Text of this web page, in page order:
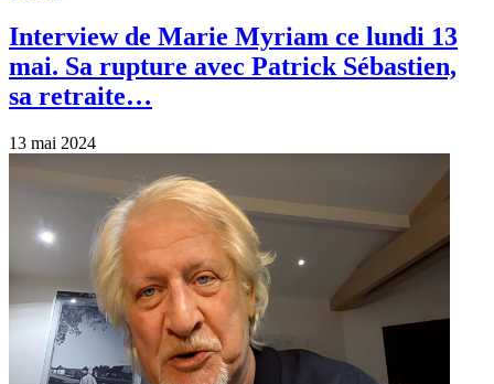
Interview de Marie Myriam ce lundi 13
mai. Sa rupture avec Patrick Sébastien,
sa retraite…
13 mai 2024